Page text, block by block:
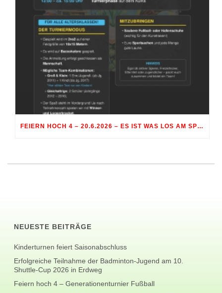
FEIERN HOCH 4 – 20.6.2026 – ES IST WAS LOS AM SPORTGELÄNDE RÖHRMOOS
NEUESTE BEITRÄGE
Kinderturnen feiert Saisonabschluss
Erfolgreiche Teilnahme der Badminton-Jugend am 10.
Shuttle-Cup 2026 in Erdweg
Feiern hoch 4 – Generationenturnier Fußball